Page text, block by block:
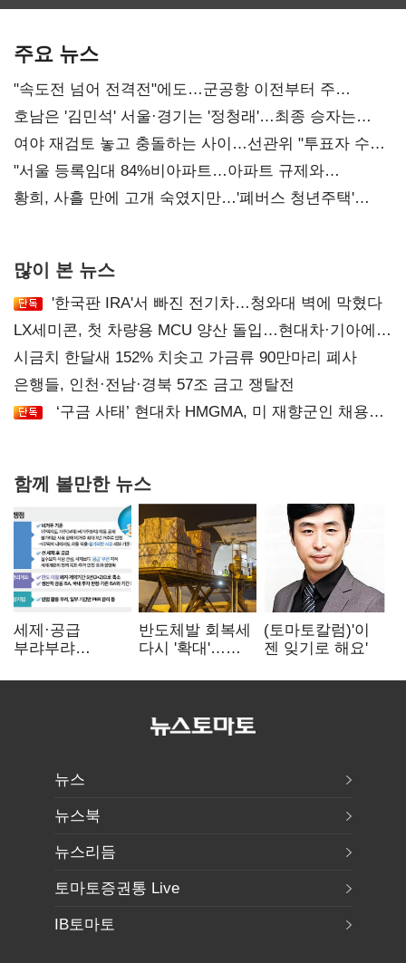
주요 뉴스
"속도전 넘어 전격전"에도…군공항 이전부터 주
52시간까지 '뇌관'
호남은 '김민석' 서울·경기는 '정청래'…최종 승자는
'안갯속'
여야 재검토 놓고 충돌하는 사이…선관위 "투표자 수
오차 당연"
"서울 등록임대 84%비아파트…아파트 규제와
달리해야"
황희, 사흘 만에 고개 숙였지만…'폐버스 청년주택'
많이 본 뉴스
'한국판 IRA'서 빠진 전기차…청와대 벽에 막혔다
LX세미콘, 첫 차량용 MCU 양산 돌입…현대차·기아에
공급
시금치 한달새 152% 치솟고 가금류 90만마리 폐사
은행들, 인천·전남·경북 57조 금고 쟁탈전
‘구금 사태’ 현대차 HMGMA, 미 재향군인 채용
함께 볼만한 뉴스
세제·공급
부랴부랴
김윤덕' 책임론
반도체발 회복세
다시 '확대'…
5.8% 반등
(토마토칼럼)'이
젠 잊기로 해요'
뉴스
뉴스북
뉴스리듬
토마토증권통 Live
IB토마토